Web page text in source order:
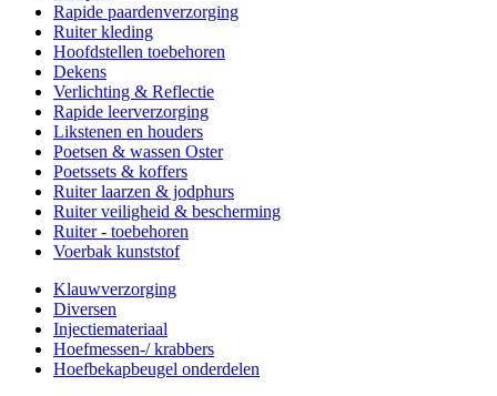
Rapide paardenverzorging
Ruiter kleding
Hoofdstellen toebehoren
Dekens
Verlichting & Reflectie
Rapide leerverzorging
Likstenen en houders
Poetsen & wassen Oster
Poetssets & koffers
Ruiter laarzen & jodphurs
Ruiter veiligheid & bescherming
Ruiter - toebehoren
Voerbak kunststof
Klauwverzorging
Diversen
Injectiemateriaal
Hoefmessen-/ krabbers
Hoefbekapbeugel onderdelen